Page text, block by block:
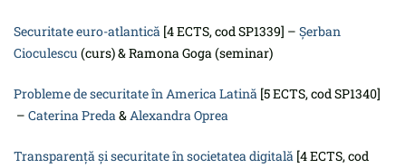
Securitate euro-atlantică [4 ECTS, cod SP1339] – Șerban
Cioculescu (curs) & Ramona Goga (seminar)
Probleme de securitate în America Latină [5 ECTS, cod SP1340]
– Caterina Preda&Alexandra Oprea
Transparență și securitate în societatea digitală [4 ECTS, cod